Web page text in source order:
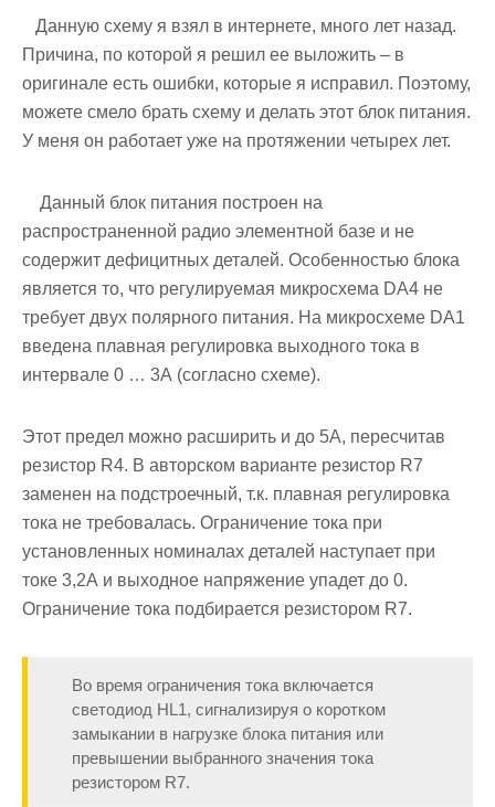
Данную схему я взял в интернете, много лет назад.
Причина, по которой я решил ее выложить – в
оригинале есть ошибки, которые я исправил. Поэтому,
можете смело брать схему и делать этот блок питания.
У меня он работает уже на протяжении четырех лет.
Данный блок питания построен на
распространенной радио элементной базе и не
содержит дефицитных деталей. Особенностью блока
является то, что регулируемая микросхема DA4 не
требует двух полярного питания. На микросхеме DA1
введена плавная регулировка выходного тока в
интервале 0 … 3А (согласно схеме).
Этот предел можно расширить и до 5А, пересчитав
резистор R4. В авторском варианте резистор R7
заменен на подстроечный, т.к. плавная регулировка
тока не требовалась. Ограничение тока при
установленных номиналах деталей наступает при
токе 3,2А и выходное напряжение упадет до 0.
Ограничение тока подбирается резистором R7.
Во время ограничения тока включается
светодиод HL1, сигнализируя о коротком
замыкании в нагрузке блока питания или
превышении выбранного значения тока
резистором R7.